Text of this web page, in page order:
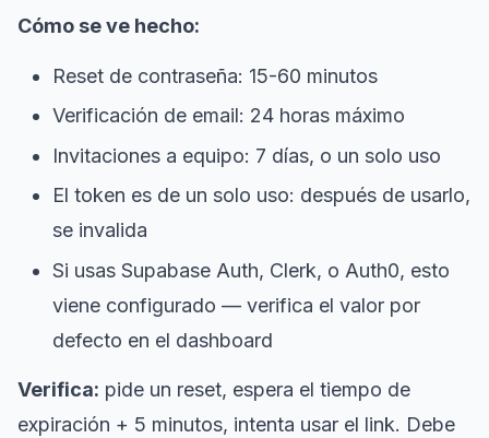
Cómo se ve hecho:
Reset de contraseña: 15-60 minutos
Verificación de email: 24 horas máximo
Invitaciones a equipo: 7 días, o un solo uso
El token es de un solo uso: después de usarlo,
se invalida
Si usas Supabase Auth, Clerk, o Auth0, esto
viene configurado — verifica el valor por
defecto en el dashboard
Verifica: pide un reset, espera el tiempo de
expiración + 5 minutos, intenta usar el link. Debe